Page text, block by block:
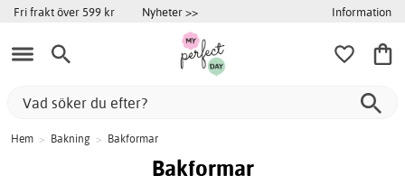
Fri frakt över 599 kr Nyheter >> Information
Hem > Bakning > Bakformar
Bakformar